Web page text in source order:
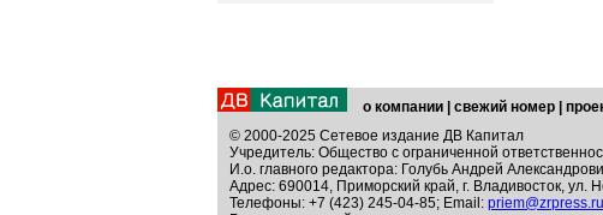
о компании свежий номер
© 2000-2025 Сетевое издание ДВ Капитал
Учредитель: Общество с ограниченной
И.о. главного редактора: Голубь Андрей
Адрес: 690014, Приморский край, г. Владивосток, ул.
Телефоны: +7 (423) 245-04-85; Email: priem@zrpress.ru